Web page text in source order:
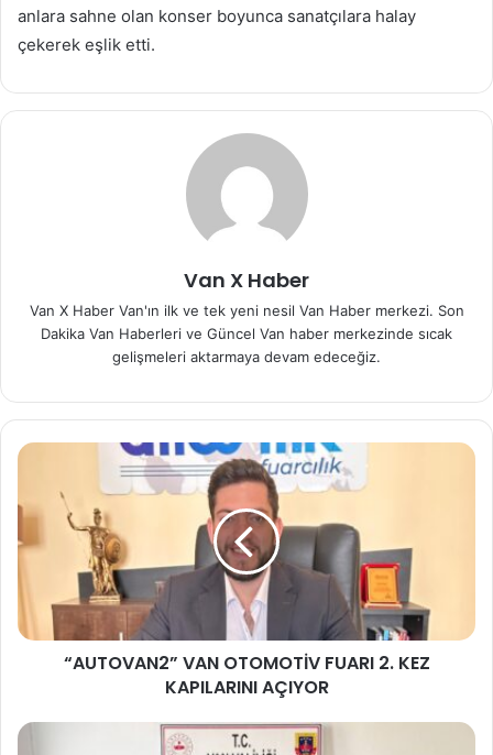
anlara sahne olan konser boyunca sanatçılara halay
çekerek eşlik etti.
Van X Haber
Van X Haber Van'ın ilk ve tek yeni nesil Van Haber merkezi. Son
Dakika Van Haberleri ve Güncel Van haber merkezinde sıcak
gelişmeleri aktarmaya devam edeceğiz.
“AUTOVAN2” VAN OTOMOTİV FUARI 2. KEZ
KAPILARINI AÇIYOR